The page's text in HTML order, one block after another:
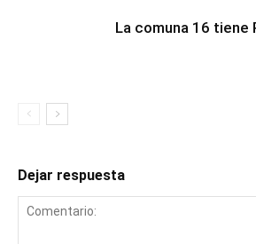
La comuna 16 tiene
Dejar respuesta